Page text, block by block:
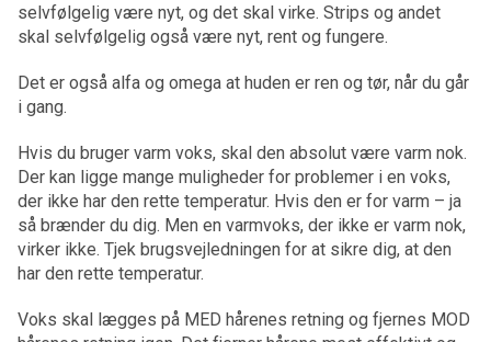
selvfølgelig være nyt, og det skal virke. Strips og andet
skal selvfølgelig også være nyt, rent og fungere.
Det er også alfa og omega at huden er ren og tør, når du går
i gang.
Hvis du bruger varm voks, skal den absolut være varm nok.
Der kan ligge mange muligheder for problemer i en voks,
der ikke har den rette temperatur. Hvis den er for varm – ja
så brænder du dig. Men en varmvoks, der ikke er varm nok,
virker ikke. Tjek brugsvejledningen for at sikre dig, at den
har den rette temperatur.
Voks skal lægges på MED hårenes retning og fjernes MOD